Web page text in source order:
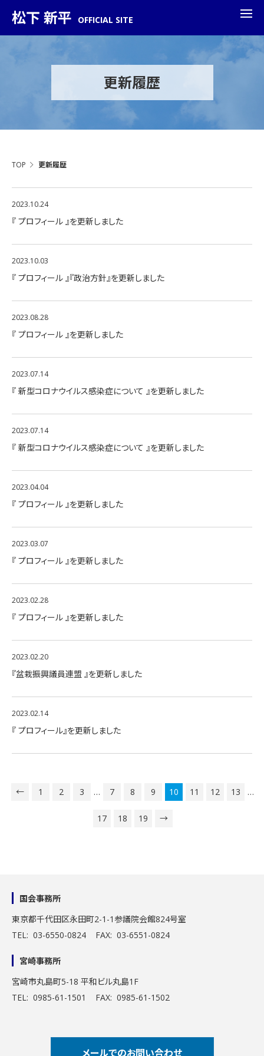
松下 新平 OFFICIAL SITE
更新履歴
TOP 更新履歴
2023.10.24
『 プロフィール 』を更新しました
2023.10.03
『 プロフィール 』『政治方針』を更新しました
2023.08.28
『 プロフィール 』を更新しました
2023.07.14
『 新型コロナウイルス感染症について 』を更新しました
2023.07.14
『 新型コロナウイルス感染症について 』を更新しました
2023.04.04
『 プロフィール 』を更新しました
2023.03.07
『 プロフィール 』を更新しました
2023.02.28
『 プロフィール 』を更新しました
2023.02.20
『盆栽振興議員連盟 』を更新しました
2023.02.14
『 プロフィール』を更新しました
← 1 2 3 … 7 8 9 10 11 12 13 …
17 18 19 →
国会事務所
東京都千代田区永田町2-1-1参議院会館824号室
TEL: 03-6550-0824 FAX: 03-6551-0824
宮崎事務所
宮崎市丸島町5-18 平和ビル丸島1F
TEL: 0985-61-1501 FAX: 0985-61-1502
メールでのお問い合わせ